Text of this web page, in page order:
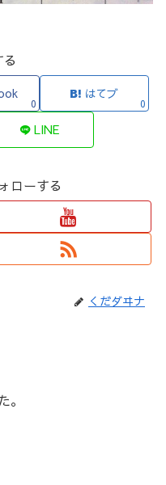
0
はてブ
0
LINE
ローする
くだダヰナ